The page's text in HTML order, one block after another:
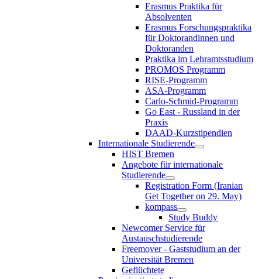
Erasmus Praktika für
Absolventen
Erasmus Forschungspraktika
für Doktorandinnen und
Doktoranden
Praktika im Lehramtsstudium
PROMOS Programm
RISE-Programm
ASA-Programm
Carlo-Schmid-Programm
Go East - Russland in der
Praxis
DAAD-Kurzstipendien
Internationale Studierende
HIST Bremen
Angebote für internationale
Studierende
Registration Form (Iranian
Get Together on 29. May)
kompass
Study Buddy
Newcomer Service für
Austauschstudierende
Freemover - Gaststudium an der
Universität Bremen
Geflüchtete